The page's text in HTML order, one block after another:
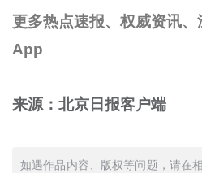
更多热点速报、权威资讯
App
来源：北京日报客户端
如遇作品内容、版权等问题，请在